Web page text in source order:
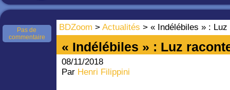
BDZoom > Actualités > « Indélébiles » :
Pas de
commentaire
« Indélébiles » : Luz
08/11/2018
Par Henri Filippini